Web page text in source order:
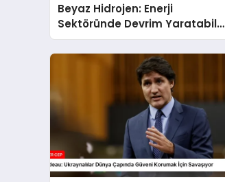
Beyaz Hidrojen: Enerji
Sektöründe Devrim Yaratabilir
mi?